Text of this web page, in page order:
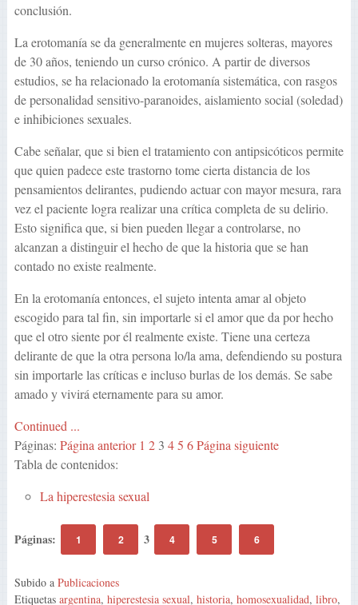
conclusión.
La erotomanía se da generalmente en mujeres solteras, mayores
de 30 años, teniendo un curso crónico. A partir de diversos
estudios, se ha relacionado la erotomanía sistemática, con rasgos
de personalidad sensitivo-paranoides, aislamiento social (soledad)
e inhibiciones sexuales.
Cabe señalar, que si bien el tratamiento con antipsicóticos permite
que quien padece este trastorno tome cierta distancia de los
pensamientos delirantes, pudiendo actuar con mayor mesura, rara
vez el paciente logra realizar una crítica completa de su delirio.
Esto significa que, si bien pueden llegar a controlarse, no
alcanzan a distinguir el hecho de que la historia que se han
contado no existe realmente.
En la erotomanía entonces, el sujeto intenta amar al objeto
escogido para tal fin, sin importarle si el amor que da por hecho
que el otro siente por él realmente existe. Tiene una certeza
delirante de que la otra persona lo/la ama, defendiendo su postura
sin importarle las críticas e incluso burlas de los demás. Se sabe
amado y vivirá eternamente para su amor.
Continued ...
Páginas: Página anterior 1 23 4 5 6 Página siguiente
Tabla de contenidos:
La hiperestesia sexual
Páginas: 1 2 3 4 5 6
Subido a Publicaciones
Etiquetas argentina, hiperestesia sexual, historia, homosexualidad, libro,